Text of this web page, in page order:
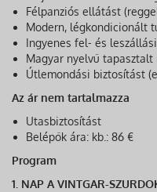
Félpanziós ellátást
Modern, légkondicionált
Ingyenes fel- és
Magyar nyelvű
Útlemondási biztosítást
Az ár nem tartalmazza
Utasbiztosítást
Belépők ára: kb.: 86 €
Program
1. NAP A VINTGAR-